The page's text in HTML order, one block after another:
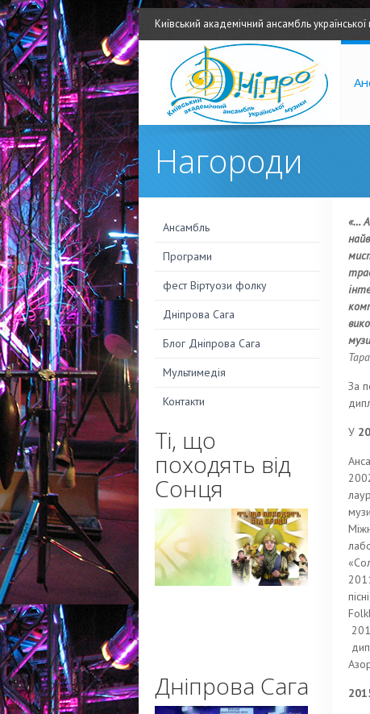
Київський академічний ансамбль
Нагороди
«…
За
У
Ансамбль
Програми
фест Віртуози фолку
Дніпрова Сага
Блог Дніпрова Сага
Мультимедія
Контакти
Ті, що
походять від
Сонця
Дніпрова Сага